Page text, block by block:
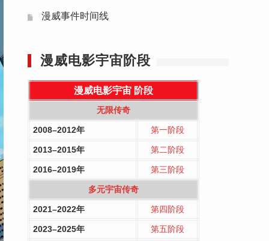
漫威事件时间线
漫威电影宇宙阶段
漫威电影宇宙 阶段
无限传奇
2008–2012年 第一阶段
2013–2015年 第二阶段
2016–2019年 第三阶段
多元宇宙传奇
2021–2022年 第四阶段
2023–2025年 第五阶段